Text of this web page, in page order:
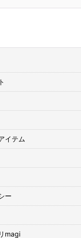
イテム
ー
magi